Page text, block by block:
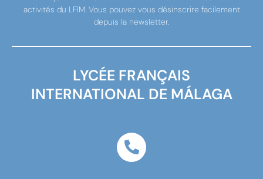
LYCÉE FRANÇAIS
INTERNATIONAL DE MÁLAGA
activités du LFIM. Vous pouvez vous désinscrire facilement
depuis la newsletter.